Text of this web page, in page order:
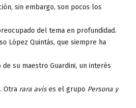
sin embargo, son pocos los
del tema en profundidad.
López Quintás, que siempre ha
su maestro Guardini, un interés
Otra rara avises el grupo Persona y